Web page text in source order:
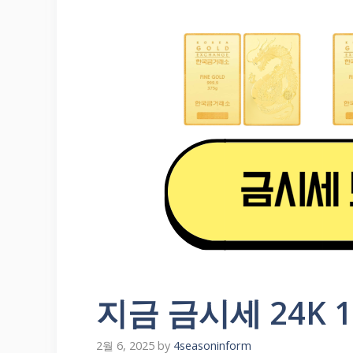
지금 금시세 24K
2월 6, 2025 by 4seasoninform